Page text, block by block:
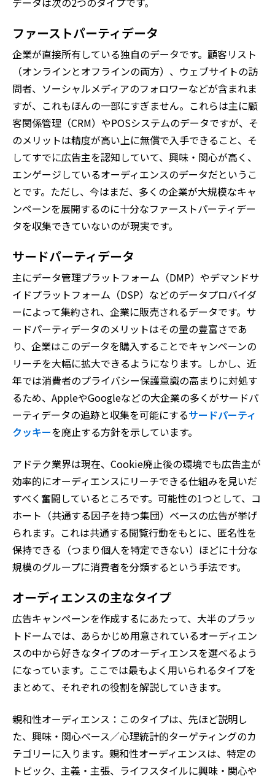
ファーストパーティデータ
企業が直接所有している独自のデータです。顧客リスト
（オンラインとオフラインの両方）、ウェブサイトの訪
問者、ソーシャルメディアのフォロワーなどが含まれま
すが、これもほんの一部にすぎません。これらは主に顧
客関係管理（CRM）やPOSシステムのデータですが、そ
のメリットは精度が高い上に無償で入手できること、そ
してすでに広告主を認知していて、興味・関心が高く、
エンゲージしているオーディエンスのデータだというこ
とです。ただし、今はまだ、多くの企業が大規模なキャ
ンペーンを展開するのに十分なファーストパーティデー
タを収集できていないのが現実です。
サードパーティデータ
主にデータ管理プラットフォーム（DMP）やデマンドサ
イドプラットフォーム（DSP）などのデータプロバイダ
ーによって集約され、企業に販売されるデータです。サ
ードパーティデータのメリットはその量の豊富さであ
り、企業はこのデータを購入することでキャンペーンの
リーチを大幅に拡大できるようになります。しかし、近
年では消費者のプライバシー保護意識の高まりに対処す
るため、AppleやGoogleなどの大企業の多くがサードパ
ーティデータの追跡と収集を可能にするサードパーティ
クッキーを廃止する方針を示しています。
アドテク業界は現在、Cookie廃止後の環境でも広告主が
効率的にオーディエンスにリーチできる仕組みを見いだ
すべく奮闘しているところです。可能性の1つとして、コ
ホート（共通する因子を持つ集団）ベースの広告が挙げ
られます。これは共通する閲覧行動をもとに、匿名性を
保持できる（つまり個人を特定できない）ほどに十分な
規模のグループに消費者を分類するという手法です。
オーディエンスの主なタイプ
広告キャンペーンを作成するにあたって、大半のプラッ
トドームでは、あらかじめ用意されているオーディエン
スの中から好きなタイプのオーディエンスを選べるよう
になっています。ここでは最もよく用いられるタイプを
まとめて、それぞれの役割を解説していきます。
親和性オーディエンス：このタイプは、先ほど説明し
た、興味・関心ベース／心理統計的ターゲティングのカ
テゴリーに入ります。親和性オーディエンスは、特定の
トピック、主義・主張、ライフスタイルに興味・関心や